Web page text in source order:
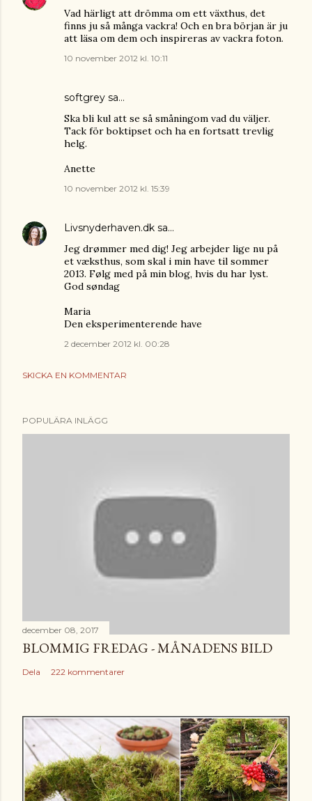
Vad härligt att drömma om ett växthus, det
finns ju så många vackra! Och en bra början är ju
att läsa om dem och inspireras av vackra foton.
10 november 2012 kl. 10:11
softgrey sa…
Ska bli kul att se så småningom vad du väljer.
Tack för boktipset och ha en fortsatt trevlig
helg.
Anette
10 november 2012 kl. 15:39
Livsnyderhaven.dk sa…
Jeg drømmer med dig! Jeg arbejder lige nu på
et væksthus, som skal i min have til sommer
2013. Følg med på min blog, hvis du har lyst.
God søndag
Maria
Den eksperimenterende have
2 december 2012 kl. 00:28
SKICKA EN KOMMENTAR
POPULÄRA INLÄGG
december 08, 2017
BLOMMIG FREDAG - MÅNADENS BILD
Dela 222 kommentarer